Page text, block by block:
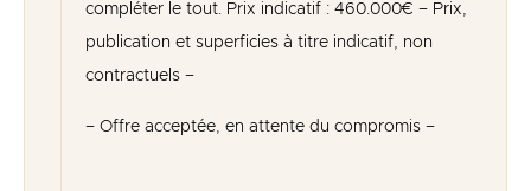
compléter le tout. Prix indicatif : 460.000€ – Prix,
publication et superficies à titre indicatif, non
contractuels –
– Offre acceptée, en attente du compromis –